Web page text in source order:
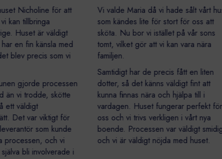
Nicholine för att
vi kan tillbringa
Huset är väldigt
har en fin känsla med
det blev precis som vi
gjorde processen
än vi trodde, skötte
på ett väldigt
sätt. Det var viktigt för
en leverantör som kunde
hela processen, och vi
själva bli involverade i
Vi valde Maria då vi hade sålt
som kändes lite för stort för oss
sköta. Nu bor vi istället på vår
tomt, vilket gör att vi kan vara
familjen.
Samtidigt har de precis fått en
dotter, så det känns väldigt fint
kunna finnas nära och hjälpa till i
vardagen. Huset fungerar
oss och vi trivs verkligen i vårt
boende. Processen var väldigt
och vi är väldigt nöjda med